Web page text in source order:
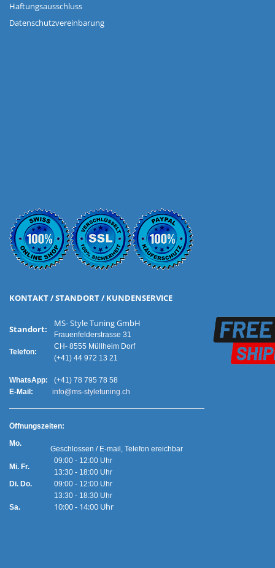
Haftungsausschluss
Datenschutzvereinbarung
KONTAKT / STANDORT / KUNDENSERVICE
Standort:
Telefon:
MS- Style Tuning GmbH
Frauenfelderstrasse 31
CH- 8555 Müllheim Dorf
(+41) 44 972 13 21
WhatsApp:
(+41) 78 795 78 58
E-Mail:
info@ms-styletuning.ch
Öffnungszeiten:
Mo.
Mi. Fr.
Geschlossen / E-mail, Telefon ereichbar
09:00 - 12:00 Uhr
13:30 - 18:00 Uhr
Di. Do.
Sa.
09:00 - 12:00 Uhr
13:30 - 18:30 Uhr
10:00 - 14:00 Uhr